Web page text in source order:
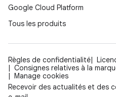
Google Cloud Platform
Tous les produits
Règles de confidentialité
Consignes relatives à la
Manage cookies
Recevoir des actualités et des